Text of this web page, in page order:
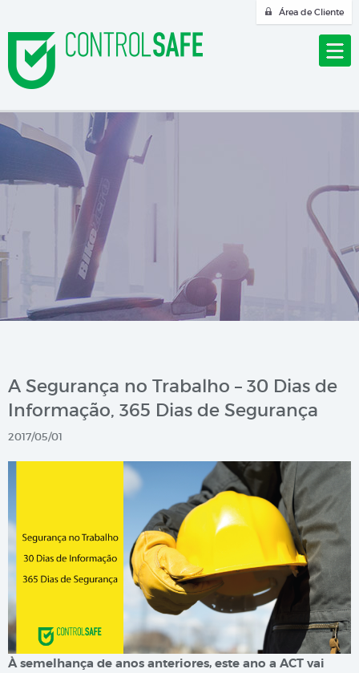
Área de Cliente
A Segurança no Trabalho – 30 Dias de
Informação, 365 Dias de Segurança
2017/05/01
À semelhança de anos anteriores, este ano a ACT vai